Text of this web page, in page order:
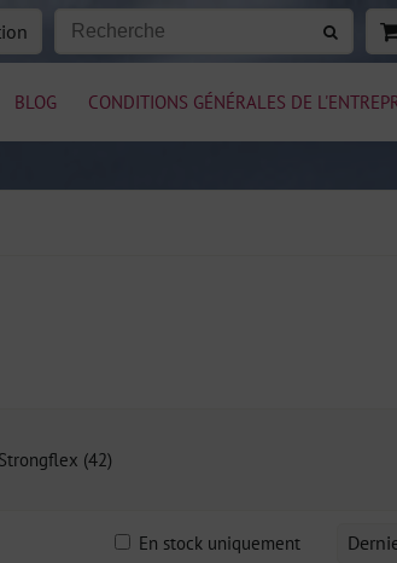
BLOG CONDITIONS GÉNÉRALES DE
Strongflex (42)
En stock uniquement